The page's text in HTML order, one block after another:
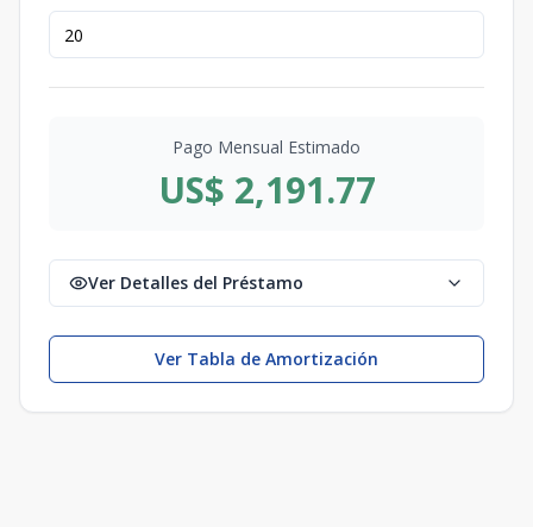
Pago Mensual Estimado
US$ 2,191.77
Ver Detalles del Préstamo
Ver Tabla de Amortización